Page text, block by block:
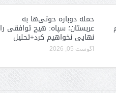
حمله دوباره حوثی‌ها به
عربستان؛ سپاه: هیچ توافقی را
نهایی نخواهیم کرد+تحلیل
آگوست 05, 2026